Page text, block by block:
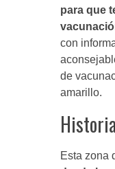
para que
con
de
amarillo.
Esta zona